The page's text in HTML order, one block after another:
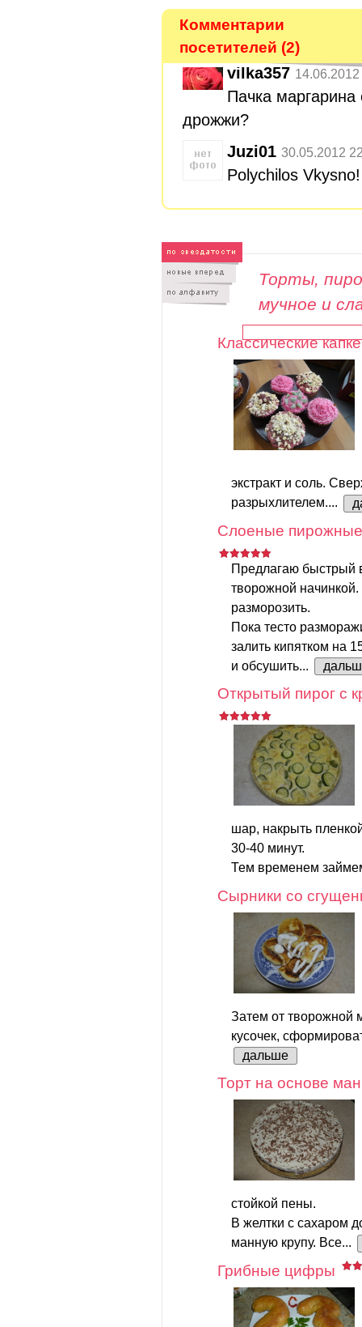
Комментарии
посетителей (2)
vilka357
Пачка маргарина
дрожжи?
Juzi01 30.05.2012
Polychilos
Торты,
мучное и
Классические
экстракт и соль.
разрыхлителем....
Слоеные
Предлагаю быстрый
творожной
разморозить.
Пока тесто
залить кипятком на
и обсушить...
Открытый пирог с
шар, накрыть
30-40 минут.
Тем временем
Сырники со
Затем от творожной
кусочек,
дальше
Торт на основе
стойкой пены.
В желтки с сахаром
манную крупу. Все...
Грибные цифры